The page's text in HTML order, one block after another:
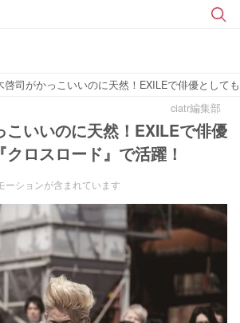
啓司がかっこいいのに天然！EXILEで俳優として
ciatr編集部
こいいのに天然！EXILEで俳優
ロスロード』で活躍！
ーションが含まれています